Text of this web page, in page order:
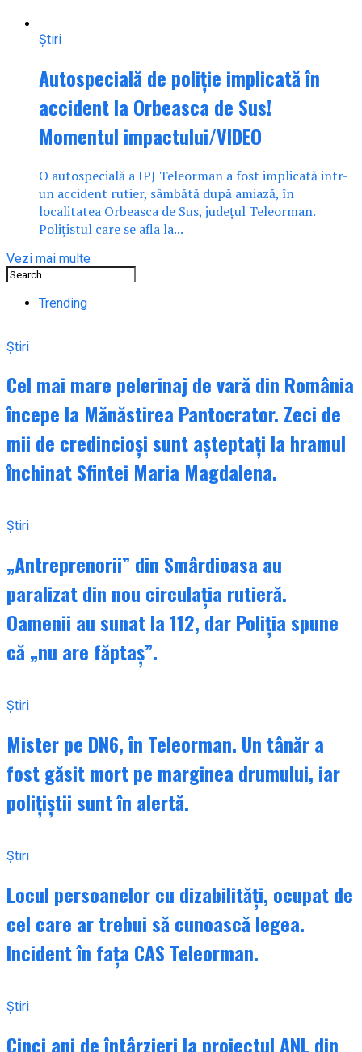
Știri
Autospecială de poliție implicată în
accident la Orbeasca de Sus!
Momentul impactului/VIDEO
O autospecială a IPJ Teleorman a fost implicată intr-
un accident rutier, sâmbătă după amiază, în
localitatea Orbeasca de Sus, județul Teleorman.
Polițistul care se afla la...
Vezi mai multe
Trending
Știri
Cel mai mare pelerinaj de vară din România
începe la Mănăstirea Pantocrator. Zeci de
mii de credincioși sunt așteptați la hramul
închinat Sfintei Maria Magdalena.
Știri
„Antreprenorii” din Smârdioasa au
paralizat din nou circulația rutieră.
Oamenii au sunat la 112, dar Poliția spune
că „nu are făptaș”.
Știri
Mister pe DN6, în Teleorman. Un tânăr a
fost găsit mort pe marginea drumului, iar
polițiștii sunt în alertă.
Știri
Locul persoanelor cu dizabilități, ocupat de
cel care ar trebui să cunoască legea.
Incident în fața CAS Teleorman.
Știri
Cinci ani de întârzieri la proiectul ANL din